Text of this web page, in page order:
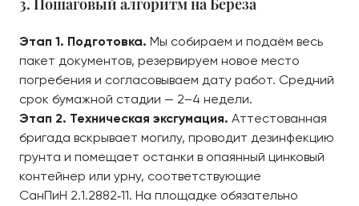
3. Пошаговый алгоритм на Берёза
Этап 1. Подготовка. Мы собираем и подаём весь
пакет документов, резервируем новое место
погребения и согласовываем дату работ. Средний
срок бумажной стадии — 2–4 недели.
Этап 2. Техническая эксгумация. Аттестованная
бригада вскрывает могилу, проводит дезинфекцию
грунта и помещает останки в опаянный цинковый
контейнер или урну, соответствующие
СанПиН 2.1.2882‑11. На площадке обязательно